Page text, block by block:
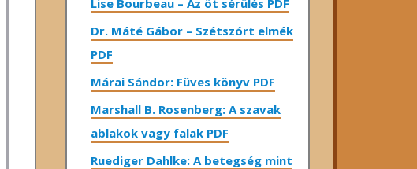
Dr. Máté Gábor – Szétszórt elmék
PDF
Márai Sándor: Füves könyv PDF
Marshall B. Rosenberg: A szavak
ablakok vagy falak PDF
Ruediger Dahlke: A betegség mint